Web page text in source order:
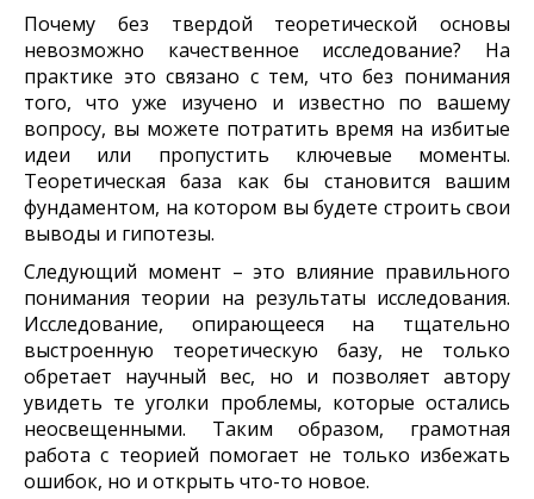
Почему без твердой теоретической основы
невозможно качественное исследование? На
практике это связано с тем, что без понимания
того, что уже изучено и известно по вашему
вопросу, вы можете потратить время на избитые
идеи или пропустить ключевые моменты.
Теоретическая база как бы становится вашим
фундаментом, на котором вы будете строить свои
выводы и гипотезы.
Следующий момент – это влияние правильного
понимания теории на результаты исследования.
Исследование, опирающееся на тщательно
выстроенную теоретическую базу, не только
обретает научный вес, но и позволяет автору
увидеть те уголки проблемы, которые остались
неосвещенными. Таким образом, грамотная
работа с теорией помогает не только избежать
ошибок, но и открыть что-то новое.